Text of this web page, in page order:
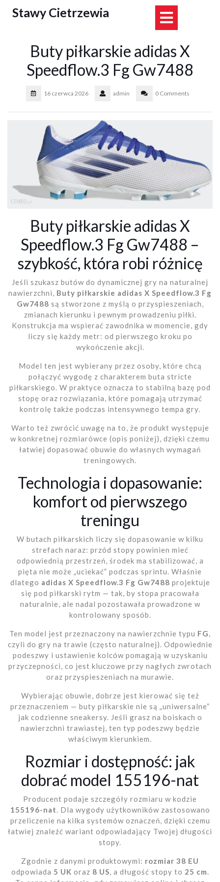
Stawy Cietrzewia
Buty piłkarskie adidas X
Speedflow.3 Fg Gw7488
16 czerwca 2026 admin 0 Comments
Buty piłkarskie adidas X
Speedflow.3 Fg Gw7488 –
szybkość, która robi różnicę
Jeśli szukasz butów do dynamicznej gry na naturalnej
nawierzchni, Buty piłkarskie adidas X Speedflow.3 Fg
Gw7488 są stworzone z myślą o przyspieszeniach,
zmianach kierunku i pewnym prowadzeniu piłki.
Konstrukcja ma wspierać zawodnika w momencie, gdy
liczy się każdy metr: od pierwszego kroku po
wykończenie akcji.
Model ten jest wybierany przez osoby, które chcą
połączyć wygodę z charakterem buta stricte
piłkarskiego. W praktyce oznacza to stabilną bazę pod
stopę oraz rozwiązania, które pomagają utrzymać
kontrolę także podczas intensywnego tempa gry.
Warto też zwrócić uwagę na to, że produkt występuje
w konkretnej rozmiarówce (opis poniżej), dzięki czemu
łatwiej dopasować obuwie do własnych wymagań
treningowych.
Technologia i dopasowanie:
komfort od pierwszego
treningu
W butach piłkarskich liczy się dopasowanie w kilku
strefach naraz: przód stopy powinien mieć
odpowiednią przestrzeń, środek ma stabilizować, a
pięta nie może „uciekać” podczas sprintu. Właśnie
dlatego adidas X Speedflow.3 Fg Gw7488 projektuje
się pod piłkarski rytm — tak, by stopa pracowała
naturalnie, ale nadal pozostawała prowadzone w
kontrolowany sposób.
Ten model jest przeznaczony na nawierzchnie typu FG,
czyli do gry na trawie (często naturalnej). Odpowiednie
podeszwy i ustawienie kolców pomagają w uzyskaniu
przyczepności, co jest kluczowe przy nagłych zwrotach
oraz przyspieszeniach na murawie.
Wybierając obuwie, dobrze jest kierować się też
przeznaczeniem — buty piłkarskie nie są „uniwersalne”
jak codzienne sneakersy. Jeśli grasz na boiskach o
nawierzchni trawiastej, ten typ podeszwy będzie
właściwym kierunkiem.
Rozmiar i dostępność: jak
dobrać model 155196-nat
Producent podaje szczegóły rozmiaru w kodzie
155196-nat. Dla wygody użytkowników zastosowano
przeliczenie na kilka systemów oznaczeń, dzięki czemu
łatwiej znaleźć wariant odpowiadający Twojej długości
stopy.
Zgodnie z danymi produktowymi: rozmiar 38 EU
odpowiada 5 UK oraz 8 US, a długość stopy to 25 cm.